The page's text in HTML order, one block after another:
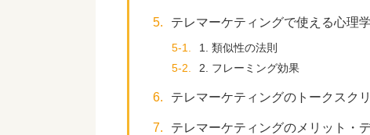
5. テレマーケティングで使える心理
5-1.
1. 類似性の法則
5-2.
2. フレーミング効果
6. テレマーケティングのトークスク
7. テレマーケティングのメリット・